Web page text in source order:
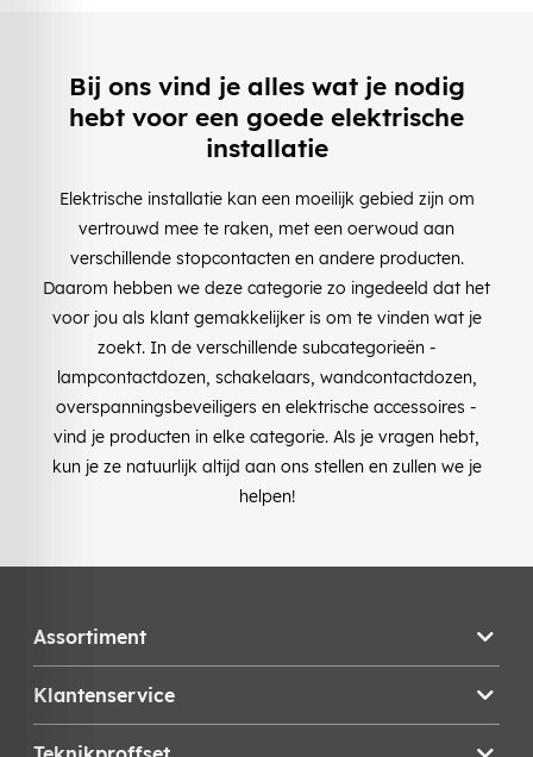
Bij ons vind je alles wat je nodig
hebt voor een goede elektrische
installatie
Elektrische installatie kan een moeilijk gebied zijn om
vertrouwd mee te raken, met een oerwoud aan
verschillende stopcontacten en andere producten.
Daarom hebben we deze categorie zo ingedeeld dat het
voor jou als klant gemakkelijker is om te vinden wat je
zoekt. In de verschillende subcategorieën -
lampcontactdozen, schakelaars, wandcontactdozen,
overspanningsbeveiligers en elektrische accessoires -
vind je producten in elke categorie. Als je vragen hebt,
kun je ze natuurlijk altijd aan ons stellen en zullen we je
helpen!
Assortiment
Klantenservice